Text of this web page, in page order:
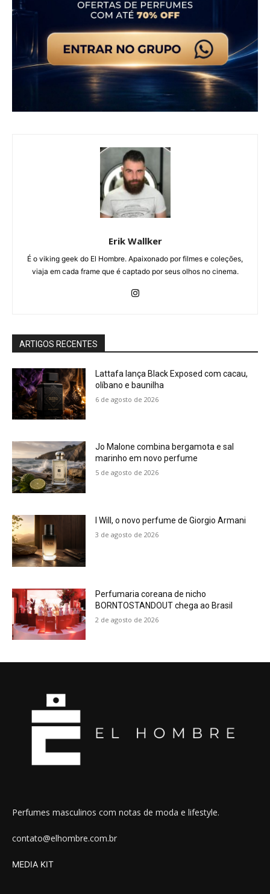
Erik Wallker
É o viking geek do El Hombre. Apaixonado por filmes e coleções,
viaja em cada frame que é captado por seus olhos no cinema.
ARTIGOS RECENTES
Lattafa lança Black Exposed com cacau,
olíbano e baunilha
6 de agosto de 2026
Jo Malone combina bergamota e sal
marinho em novo perfume
5 de agosto de 2026
I Will, o novo perfume de Giorgio Armani
3 de agosto de 2026
Perfumaria coreana de nicho
BORNTOSTANDOUT chega ao Brasil
2 de agosto de 2026
Perfumes masculinos com notas de moda e lifestyle.
contato@elhombre.com.br
MEDIA KIT